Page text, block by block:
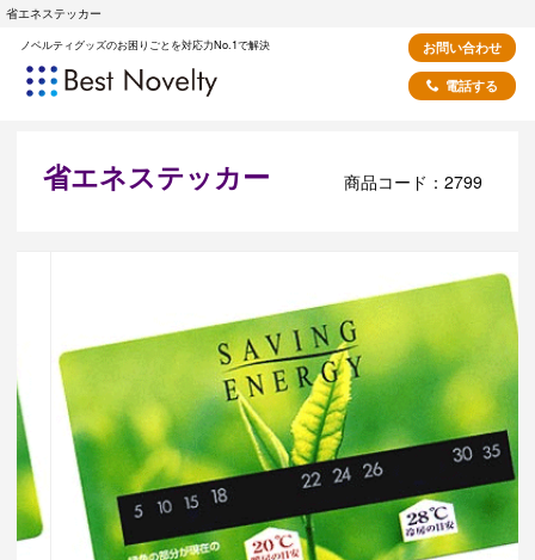
省エネステッカー
ノベルティグッズのお困りごとを対応力No.1で解決
お問い合わせ
電話する
省エネステッカー 商品コード：2799